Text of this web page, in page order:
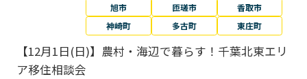
旭市
匝瑳市
香取市
神崎町
多古町 東庄町
【12月1日(日)】農村・海辺で暮らす！千葉北東エリ
ア移住相談会